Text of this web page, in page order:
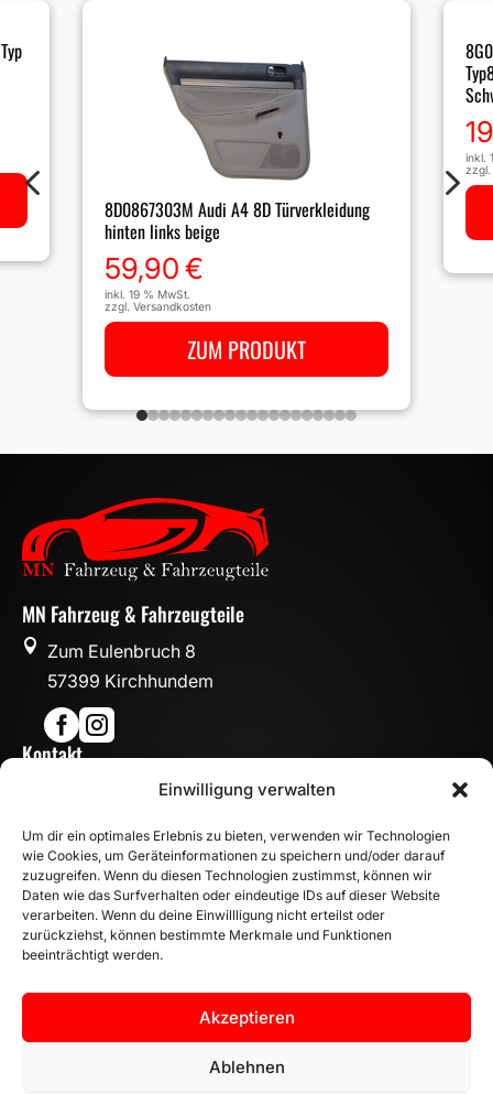
Einwilligung verwalten
Um dir ein optimales Erlebnis zu bieten, verwenden wir Technologien
wie Cookies, um Geräteinformationen zu speichern und/oder darauf
zuzugreifen. Wenn du diesen Technologien zustimmst, können wir
Daten wie das Surfverhalten oder eindeutige IDs auf dieser Website
verarbeiten. Wenn du deine Einwillligung nicht erteilst oder
zurückziehst, können bestimmte Merkmale und Funktionen
beeinträchtigt werden.
Akzeptieren
Ablehnen
8D0867303M Audi A4 8D Türverkleidung
hinten links beige
59,90€
inkl. 19 % MwSt.
zzgl. Versandkosten
ZUM PRODUKT
inkl.
zzgl.
4 5
MN Fahrzeug & Fahrzeugteile

Zum Eulenbruch 8
57399 Kirchhundem

Kontakt
info@mn-fahrzeugteile.de
 WhatsApp
Öffnungszeiten
 Mo - Fr: 8:00 – 17:00 Uhr
Sa: 10:00 – 14:00 Uhr
INFORMATION
Zahlungsarten
Versandinformationen
Widerrufsbelehrung